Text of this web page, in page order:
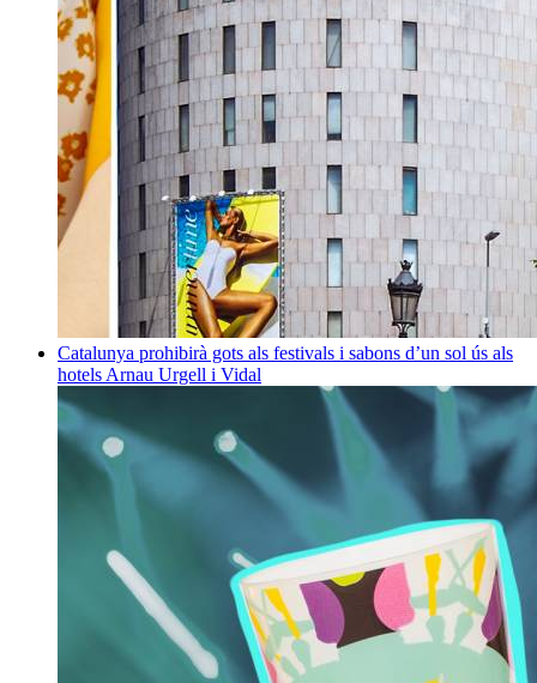
Catalunya prohibirà gots als festivals i sabons d’un sol ús als
hotels Arnau Urgell i Vidal